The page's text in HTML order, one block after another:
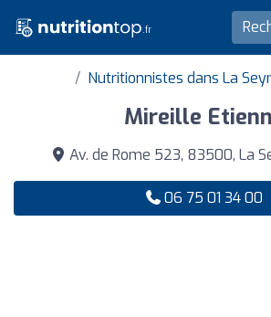
Nutritionnistes dans La
Mireille
Av. de Rome 523, 83500, La
06 75 01 34 00